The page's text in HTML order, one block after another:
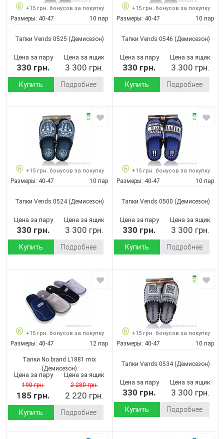
+15 грн. бонусов за покупку
Размеры: 40-47 10 пар
Тапки Vends 0525 (Демисезон)
Цена за пару
330 грн.
Цена за ящик
3 300 грн.
Купить Подробнее
+15 грн. бонусов за покупку
Размеры: 40-47 10 пар
Тапки Vends 0546 (Демисезон)
Цена за пару
330 грн.
Цена за ящик
3 300 грн.
Купить Подробнее
+15 грн. бонусов за покупку
Размеры: 40-47 10 пар
Тапки Vends 0524(Демисезон)
Цена за пару
330 грн.
Цена за ящик
3 300 грн.
Купить Подробнее
+15 грн. бонусов за покупку
Размеры: 40-47 10 пар
Тапки Vends 0500 (Демисезон)
Цена за пару
330 грн.
Цена за ящик
3 300 грн.
Купить Подробнее
+15 грн. бонусов за покупку
Размеры: 40-47 12 пар
Тапки No brand L1881 mix
(Демисезон)
Цена за пару
190 грн.
185 грн.
Цена за ящик
2 280 грн.
2 220 грн.
Купить Подробнее
+15 грн. бонусов за покупку
Размеры: 40-47 10 пар
Тапки Vends 0534(Демисезон)
Цена за пару
330 грн.
Цена за ящик
3 300 грн.
Купить Подробнее